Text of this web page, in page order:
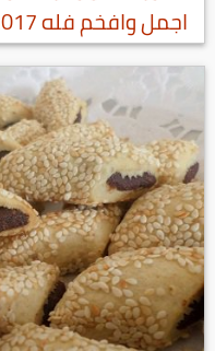
اجمل وافخم فله 2017